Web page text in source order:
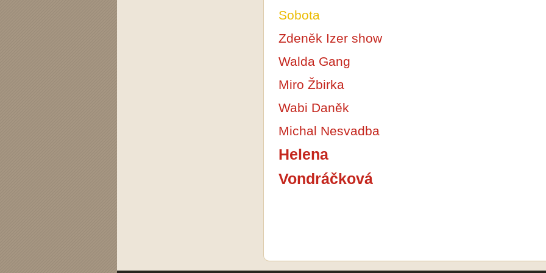
Sobota
Zdeněk Izer show
Walda Gang
Miro Žbirka
Wabi Daněk
Michal Nesvadba
Helena
Vondráčková